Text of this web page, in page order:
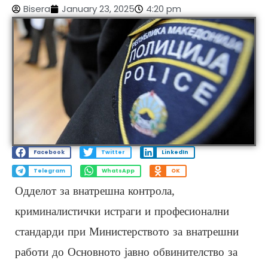
Bisera January 23, 2025 4:20 pm
Facebook Twitter LinkedIn
Telegram WhatsApp OK
Одделот за внатрешна контрола,
криминалистички истраги и професионални
стандарди при Министерството за внатрешни
работи до Основното јавно обвинителство за